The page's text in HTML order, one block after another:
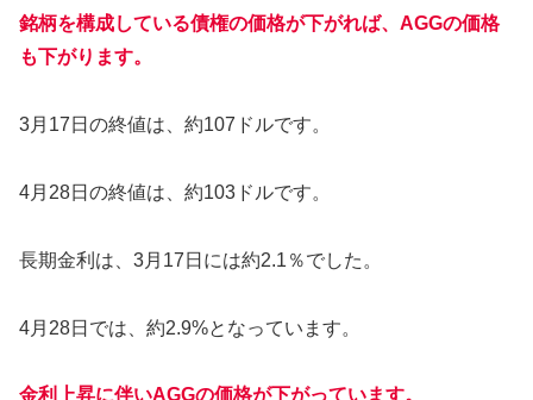
銘柄を構成している債権の価格が下がれば、AGGの価格
も下がります。
3月17日の終値は、約107ドルです。
4月28日の終値は、約103ドルです。
長期金利は、3月17日には約2.1％でした。
4月28日では、約2.9%となっています。
金利上昇に伴いAGGの価格が下がっています。